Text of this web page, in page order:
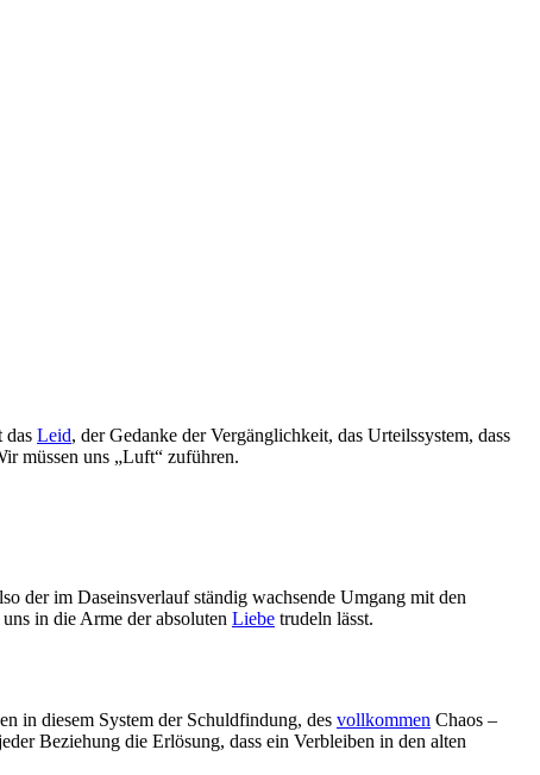
das Leid, der Gedanke der Vergänglichkeit, das Urteilssystem, dass
müssen uns „Luft“ zuführen.
der im Daseinsverlauf ständig wachsende Umgang mit den
in die Arme der absoluten Liebe trudeln lässt.
in diesem System der Schuldfindung, des vollkommen Chaos –
Beziehung die Erlösung, dass ein Verbleiben in den alten